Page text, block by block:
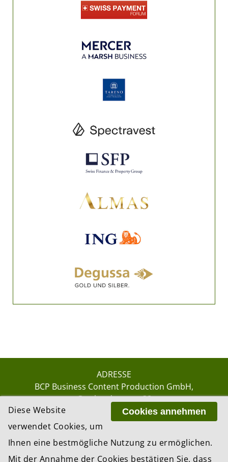
ADRESSE
BCP Business Content Production GmbH
Gotthardstrasse 38
8002 ZürichCookies annehmen
Diese Website
verwendet Cookies, um
Ihnen eine bestmögliche Nutzung zu ermöglichen.
Mit der Annahme der Cookies bestätigen Sie, dass